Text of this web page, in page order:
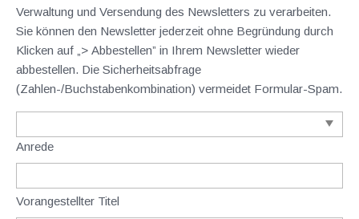
Verwaltung und Versendung des Newsletters zu verarbeiten.
Sie können den Newsletter jederzeit ohne Begründung durch
Klicken auf „> Abbestellen” in Ihrem Newsletter wieder
abbestellen. Die Sicherheitsabfrage
(Zahlen-/Buchstabenkombination) vermeidet Formular-Spam.
Anrede
Vorangestellter Titel